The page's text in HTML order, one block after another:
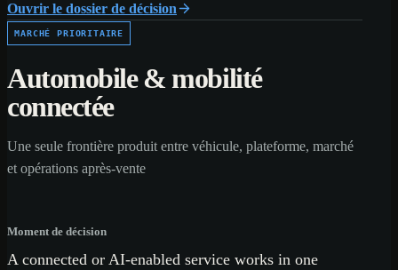
Ouvrir le dossier de décision
MARCHÉ PRIORITAIRE
Automobile & mobilité
connectée
Une seule frontière produit entre véhicule, plateforme, marché
et opérations après-vente
Moment de décision
A connected or AI-enabled service works in one